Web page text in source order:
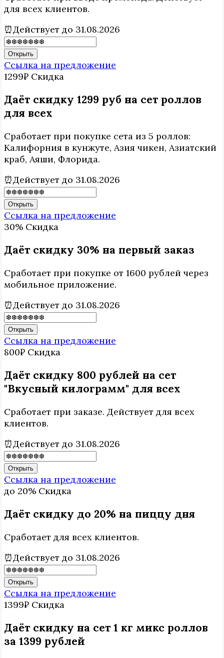
для всех клиентов.
⏰Действует до 31.08.2026
Открыть
Ссылка на предложение
1299₽ Скидка
Даёт скидку 1299 руб на сет роллов
для всех
Сработает при покупке сета из 5 роллов:
Калифорния в кунжуте, Азия чикен, Азиатский
краб, Аяши, Флорида.
⏰Действует до 31.08.2026
Открыть
Ссылка на предложение
30% Скидка
Даёт скидку 30% на первый заказ
Сработает при покупке от 1600 рублей через
мобильное приложение.
⏰Действует до 31.08.2026
Открыть
Ссылка на предложение
800₽ Скидка
Даёт скидку 800 рублей на сет
"Вкусный килограмм" для всех
Сработает при заказе. Действует для всех
клиентов.
⏰Действует до 31.08.2026
Открыть
Ссылка на предложение
до 20% Скидка
Даёт скидку до 20% на пиццу дня
Сработает для всех клиентов.
⏰Действует до 31.08.2026
Открыть
Ссылка на предложение
1399₽ Скидка
Даёт скидку на сет 1 кг микс роллов
за 1399 рублей